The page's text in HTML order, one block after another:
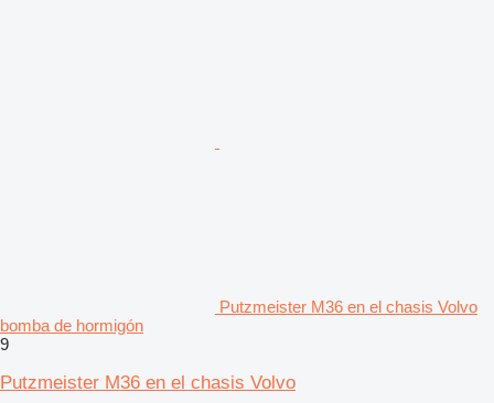
Putzmeister M36 en el chasis Volvo
bomba de hormigón
9
Putzmeister M36 en el chasis Volvo